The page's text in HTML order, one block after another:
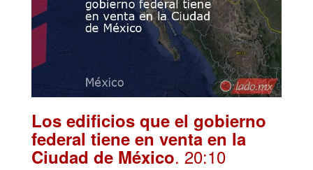
Los edificios que el gobierno
federal tiene en venta en la
Ciudad de México. 20:10